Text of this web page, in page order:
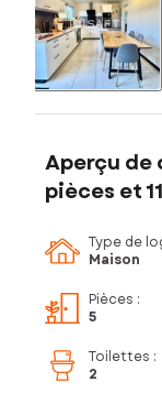
Aperçu de
pièces et
Type de
Maison
Pièces :
5
Toilettes :
2